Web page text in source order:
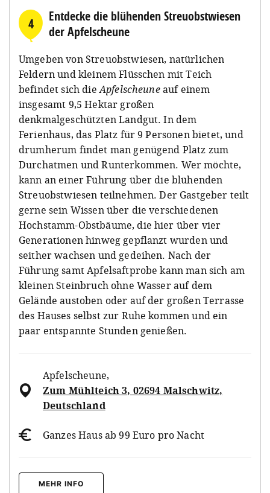
4
Entdecke die blühenden Streuobstwiesen
der Apfelscheune
Umgeben von Streuobstwiesen, natürlichen
Feldern und kleinem Flüsschen mit Teich
befindet sich dieApfelscheuneauf einem
insgesamt 9,5 Hektar großen
denkmalgeschützten Landgut. In dem
Ferienhaus, das Platz für 9 Personen bietet, und
drumherum findet man genügend Platz zum
Durchatmen und Runterkommen. Wer möchte,
kann an einer Führung über die blühenden
Streuobstwiesen teilnehmen. Der Gastgeber teilt
gerne sein Wissen über die verschiedenen
Hochstamm-Obstbäume, die hier über vier
Generationen hinweg gepflanzt wurden und
seither wachsen und gedeihen. Nach der
Führung samt Apfelsaftprobe kann man sich am
kleinen Steinbruch ohne Wasser auf dem
Gelände austoben oder auf der großen Terrasse
des Hauses selbst zur Ruhe kommen und ein
paar entspannte Stunden genießen.
Apfelscheune,
Zum Mühlteich 3, 02694 Malschwitz,
Deutschland
Ganzes Haus ab 99 Euro pro Nacht
MEHR INFO